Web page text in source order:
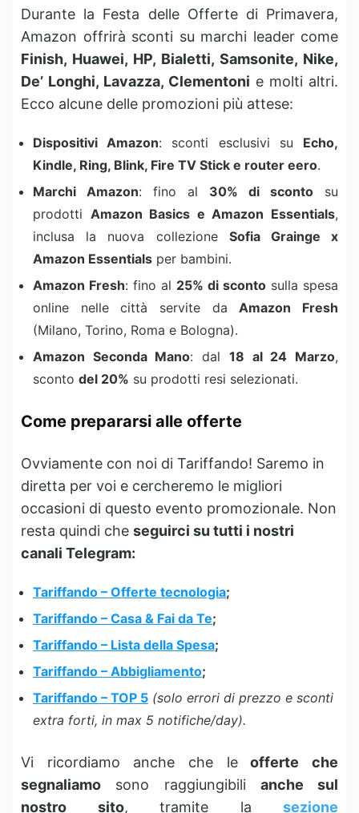
Durante la Festa delle Offerte di Primavera,
Amazon offrirà sconti su marchi leader come
Finish, Huawei, HP, Bialetti, Samsonite, Nike,
De’ Longhi, Lavazza, Clementoni e molti altri.
Ecco alcune delle promozioni più attese:
Dispositivi Amazon: sconti esclusivi su Echo,
Kindle, Ring, Blink, Fire TV Stick e router eero.
Marchi Amazon: fino al 30% di sconto su
prodotti Amazon Basics e Amazon Essentials,
inclusa la nuova collezione Sofia Grainge x
Amazon Essentials per bambini.
Amazon Fresh: fino al 25% di sconto sulla spesa
online nelle città servite daAmazon Fresh
(Milano, Torino, Roma e Bologna).
Amazon Seconda Mano: dal 18 al 24 Marzo,
sconto del 20% su prodotti resi selezionati.
Come prepararsi alle offerte
Ovviamente con noi di Tariffando! Saremo in
diretta per voi e cercheremo le migliori
occasioni di questo evento promozionale. Non
resta quindi che seguirci su tutti i nostri
canali Telegram:
Tariffando – Offerte tecnologia;
Tariffando – Casa & Fai da Te;
Tariffando – Lista della Spesa;
Tariffando – Abbigliamento;
Tariffando – TOP 5 (solo errori di prezzo e sconti
extra forti, in max 5 notifiche/day).
Vi ricordiamo anche che leofferte che
segnaliamo sono raggiungibili anche sul
nostro sito, tramite la sezione